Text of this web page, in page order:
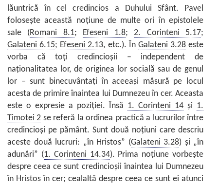
lăuntrică în cel credincios a Duhului Sfânt. Pavel
foloseşte această noţiune de multe ori în epistolele
sale (Romani 8.1; Efeseni 1.8;2. Corinteni 5.17;
Galateni 6.15; Efeseni 2.13, etc.). În Galateni 3.28este
vorba că toţi credincioşii – independent de
naţionalitatea lor, de originea lor socială sau de genul
lor – sunt binecuvântaţi în aceeaşi măsură pe locul
acesta de primire înaintea lui Dumnezeu în cer. Aceasta
este o expresie a poziţiei. Însă 1. Corinteni 14 şi 1.
Timotei 2 se referă la ordinea practică a lucrurilor între
credincioşi pe pământ. Sunt două noţiuni care descriu
aceste două lucruri: „în Hristos” (Galateni 3.28) şi „în
adunări” (1. Corinteni 14.34). Prima noţiune vorbeşte
despre ceea ce sunt credincioşii înaintea lui Dumnezeu
în Hristos în cer; cealaltă despre ceea ce sunt ei atunci